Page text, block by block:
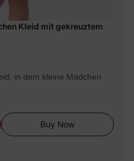
Kleid mit gekreuztem
in dem kleine Mädchen
Buy Now